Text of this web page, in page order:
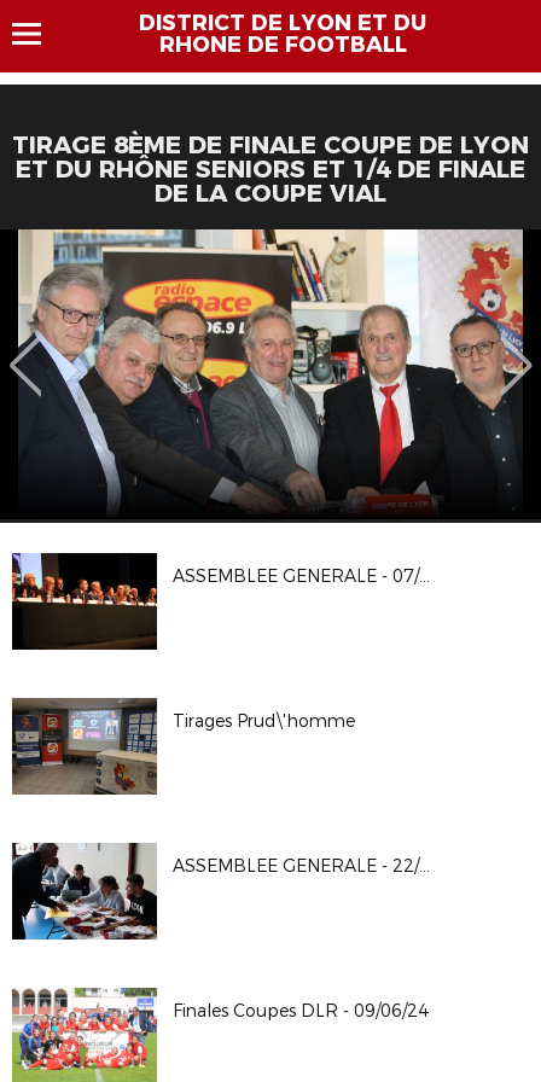
DISTRICT DE LYON ET DU
RHONE DE FOOTBALL
TIRAGE 8ÈME DE FINALE COUPE DE LYON
ET DU RHÔNE SENIORS ET 1/4 DE FINALE
DE LA COUPE VIAL
ASSEMBLEE GENERALE - 07/12/24
Tirages Prud\'homme
ASSEMBLEE GENERALE - 22/06/2024
Finales Coupes DLR - 09/06/24